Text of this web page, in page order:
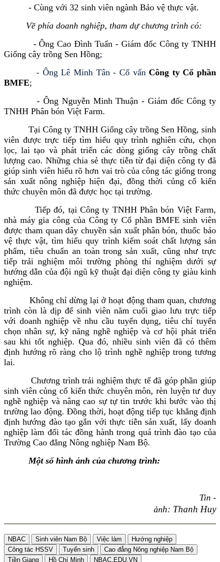
- Cùng với 32 sinh viên ngành Bảo vệ thực vật.
Về phía doanh nghiệp, tham dự chương trình có:
- Ông Cao Đình Tuấn - Giám đốc Công ty TNHH
Giống cây trồng Sen Hồng;
- Ông Lê Minh Tân - Cố vấnCông ty Cổ phần
BMFE;
- Ông Nguyễn Minh Thuận - Giám đốc Công ty
TNHH Phân bón Việt Farm.
Tại Công ty TNHH Giống cây trồng Sen Hồng, sinh
viên được trực tiếp tìm hiểu quy trình nghiên cứu, chọn
lọc, lai tạo và phát triển các dòng giống cây trồng chất
lượng cao. Những chia sẻ thực tiễn từ đại diện công ty đã
giúp sinh viên hiểu rõ hơn vai trò của công tác giống trong
sản xuất nông nghiệp hiện đại, đồng thời củng cố kiến
thức chuyên môn đã được học tại trường.
Tiếp đó, tại Công ty TNHH Phân bón Việt Farm,
nhà máy gia công của Công ty Cổ phần BMFE sinh viên
được tham quan dây chuyền sản xuất phân bón, thuốc bảo
vệ thực vật, tìm hiểu quy trình kiểm soát chất lượng sản
phẩm, tiêu chuẩn an toàn trong sản xuất, cũng như trực
tiếp trải nghiệm môi trường phòng thí nghiệm dưới sự
hướng dẫn của đội ngũ kỹ thuật đại diện công ty giàu kinh
nghiệm.
Không chỉ dừng lại ở hoạt động tham quan, chương
trình còn là dịp để sinh viên năm cuối giao lưu trực tiếp
với doanh nghiệp về nhu cầu tuyển dụng, tiêu chí tuyển
chọn nhân sự, kỹ năng nghề nghiệp và cơ hội phát triển
sau khi tốt nghiệp. Qua đó, nhiều sinh viên đã có thêm
định hướng rõ ràng cho lộ trình nghề nghiệp trong tương
lai.
Chương trình trải nghiệm thực tế đã góp phần giúp
sinh viên củng cố kiến thức chuyên môn, rèn luyện tư duy
nghề nghiệp và nâng cao sự tự tin trước khi bước vào thị
trường lao động. Đồng thời, hoạt động tiếp tục khẳng định
định hướng đào tạo gắn với thực tiễn sản xuất, lấy doanh
nghiệp làm đối tác đồng hành trong quá trình đào tạo của
Trường Cao đẳng Nông nghiệp Nam Bộ.
Một số hình ảnh của chương trình:
Tin -
ảnh: Thanh Huy
NBAC Sinh viên Nam Bộ Việc làm
Hướng nghiệp
Công tác HSSV
Tuyển sinh
Cao đẳng Nông nghiệp Nam Bộ
Tiền Giang
Hồ Chí Minh NBAC.EDU.VN